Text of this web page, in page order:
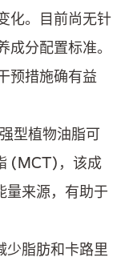
化。目前尚无针
分配置标准。
预措施确有益
型植物油脂可
(MCT)，该成
量来源，有助于
少脂肪和卡路里